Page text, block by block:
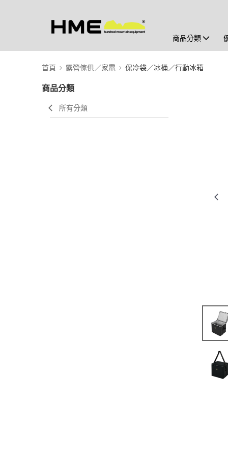
商品分類
首頁 露營傢俱／家電 保冷袋／冰桶／行動冰箱
商品分類
所有分類